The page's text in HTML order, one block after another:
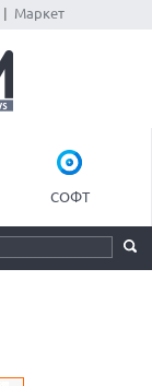
Маркет
СОФТ